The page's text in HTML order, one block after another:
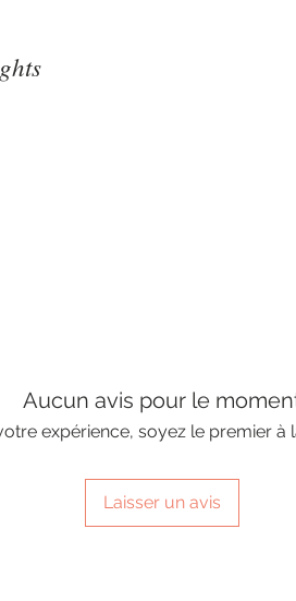
Aucun avis pour le
expérience, soyez le premier à
Laisser un avis